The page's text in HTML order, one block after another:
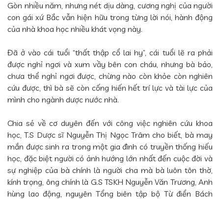
Gòn nhiều năm, nhưng nét dịu dàng, cương nghị của người
con gái xứ Bắc vẫn hiện hữu trong từng lời nói, hành động
của nhà khoa học nhiều khát vọng này.
Đã ở vào cái tuổi “thất thập cổ lai hy”, cái tuổi lẽ ra phải
được nghỉ ngơi và xum vầy bên con cháu, nhưng bà bảo,
chưa thể nghỉ ngơi được, chừng nào còn khỏe còn nghiên
cứu được, thì bà sẽ còn cống hiến hết trí lực và tài lực của
mình cho ngành dược nước nhà.
Chia sẻ về cơ duyên đến với công việc nghiên cứu khoa
học, T.S Dược sĩ Nguyễn Thị Ngọc Trâm cho biết, bà may
mắn được sinh ra trong một gia đình có truyền thống hiếu
học, đặc biệt người có ảnh hướng lớn nhất đến cuộc đời và
sự nghiệp của bà chính là người cha mà bà luôn tôn thờ,
kính trọng, ông chính là G.S TSKH Nguyễn Văn Trương, Anh
hùng lao động, nguyên Tổng biên tập bộ Từ điển Bách